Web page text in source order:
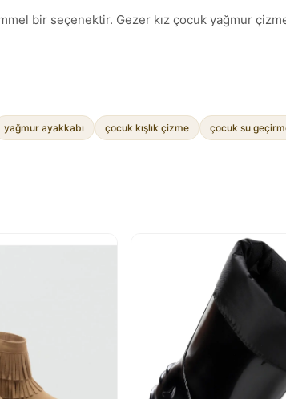
bir seçenektir. Gezer kız çocuk yağmur
yağmur ayakkabı çocuk kışlık çizme çocuk su